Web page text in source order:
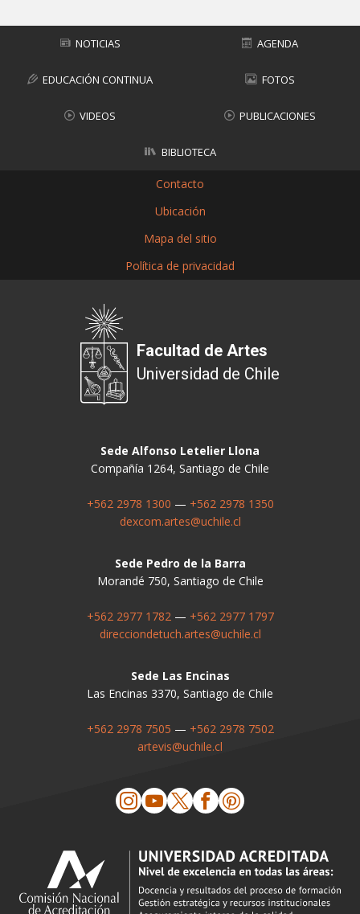
NOTICIAS AGENDA
EDUCACIÓN CONTINUA FOTOS
VIDEOS PUBLICACIONES
BIBLIOTECA
Contacto
Ubicación
Mapa del sitio
Política de privacidad
Facultad de Artes
Universidad de Chile
Sede Alfonso Letelier Llona
Compañía 1264, Santiago de Chile
+562 2978 1300 — +562 2978 1350
dexcom.artes@uchile.cl
Sede Pedro de la Barra
Morandé 750, Santiago de Chile
+562 2977 1782— +562 2977 1797
direcciondetuch.artes@uchile.cl
Sede Las Encinas
Las Encinas 3370, Santiago de Chile
+562 2978 7505 — +562 2978 7502
artevis@uchile.cl